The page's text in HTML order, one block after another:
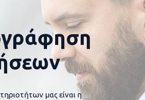
μας είναι η